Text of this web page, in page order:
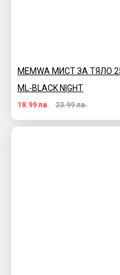
MEMWA МИСТ ЗА ТЯЛО
ML-BLACK NIGHT
18.99 лв. 23.99 лв.